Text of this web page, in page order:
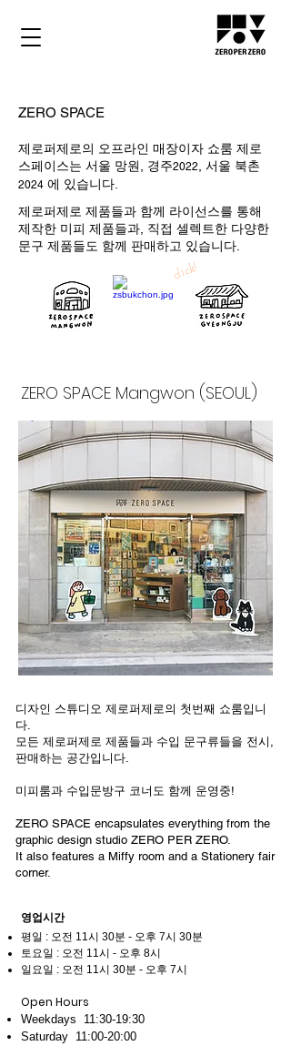
ZERO SPACE
제로퍼제로의 오프라인 매장이자 쇼룸 제로
스페이스는 서울 망원, 경주2022 , 서울 북촌
2024 에 있습니다.
제로퍼제로 제품들과 함께 라이선스를 통해
제작한 미피 제품들과, 직접 셀렉트한 다양한
문구 제품들도 함께 판매하고 있습니다.
click!
ZERO SPACE Mangwon (SEOUL)
디자인 스튜디오 제로퍼제로의 첫번째 쇼룸입니
다.
모든 제로퍼제로 제품들과 수입 문구류들을 전시,
판매하는 공간입니다.
미피룸과 수입문방구 코너도 함께 운영중!
ZERO SPACE encapsulates everything from the
graphic design studio ZERO PER ZERO.
It also features a Miffy room and a Stationery fair
corner.
영업시간
평일 : 오전 11시 30분 - 오후 7시 30분
토요일 : 오전 11시 - 오후 8시
일요일 : 오전 11시 30분 - 오후 7시
Open Hours
Weekdays 11:30-19:30
Saturday 11:00-20:00